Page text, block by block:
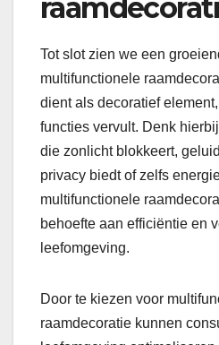
Tot slot zien we een
multifunctionele
dient als decoratief
functies vervult. Denk
die zonlicht blokkeert,
privacy biedt of zelfs
multifunctionele
behoefte aan efficiëntie en
leefomgeving.
Door te kiezen voor
raamdecoratie kunnen